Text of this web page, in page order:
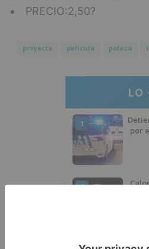
PRECIO:2,50?
proyecta película polaca
LO
1
por
2